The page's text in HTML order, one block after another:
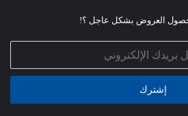
العروض بشكل عاجل ؟!